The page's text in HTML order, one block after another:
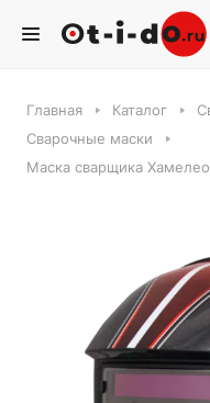
Главная Каталог
Сварочные маски
Маска сварщика